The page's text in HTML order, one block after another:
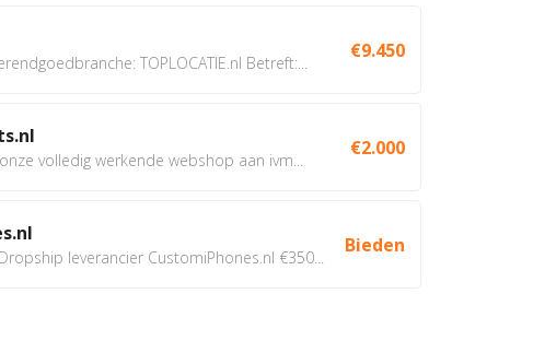
TOPLOCATIE.nl Betreft:...
€9.450
volledig werkende webshop aan ivm...
€2.000
leverancier CustomiPhones.nl €350...
Bieden